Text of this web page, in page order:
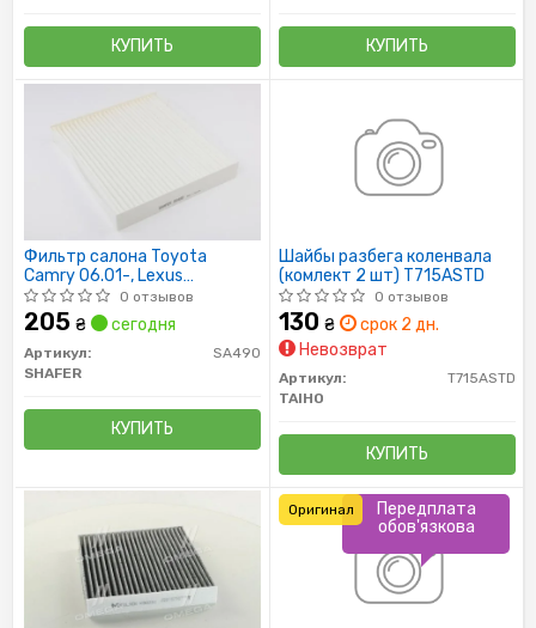
КУПИТЬ КУПИТЬ
Фильтр салона Toyota
Camry 06.01-, Lexus
GS300/GS430 05.01-, IS220
05.11-
0 отзывов
205 ₴ сегодня
Артикул:
SA490
SHAFER
КУПИТЬ
Шайбы разбега коленвала
(комлект 2 шт) T715ASTD
0 отзывов
130 ₴
срок 2 дн.
Невозврат
Артикул:
T715ASTD
TAIHO
КУПИТЬ
Передплата
обов'язкова
Оригинал